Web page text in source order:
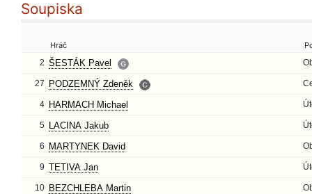
Soupiska
Hráč
2 ŠESTÁK Pavel
27 PODZEMNÝ Zdeněk
4 HARMACH Michael
5 LACINA Jakub
6 MARTYNEK David
9 TETIVA Jan
10 BEZCHLEBA Martin